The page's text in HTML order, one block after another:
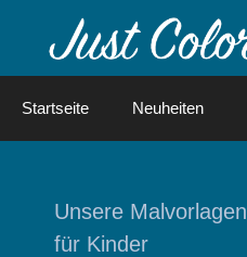
Startseite Neuheiten
Unsere Malvorlagen
für Kinder